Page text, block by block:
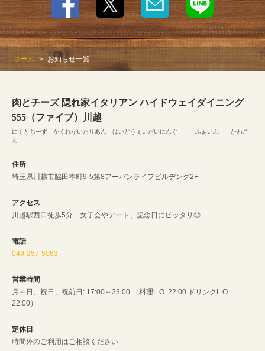
ホーム お知らせ一覧
肉とチーズ 隠れ家イタリアン ハイドウェイダイニング
555（ファイブ）川越
にくとちーず かくれがいたりあん はいどうぇいだいにんぐ ふぁいぶ かわご
え
住所
埼玉県川越市脇田本町9-5第8アーバンライフビルヂング2F
アクセス
川越駅西口徒歩5分 女子会やデート、記念日にピッタリ◎
電話
049-257-5063
営業時間
月～日、祝日、祝前日: 17:00～23:00 （料理L.O. 22:00 ドリンクL.O.
22:00）
定休日
時間外のご利用はご相談ください